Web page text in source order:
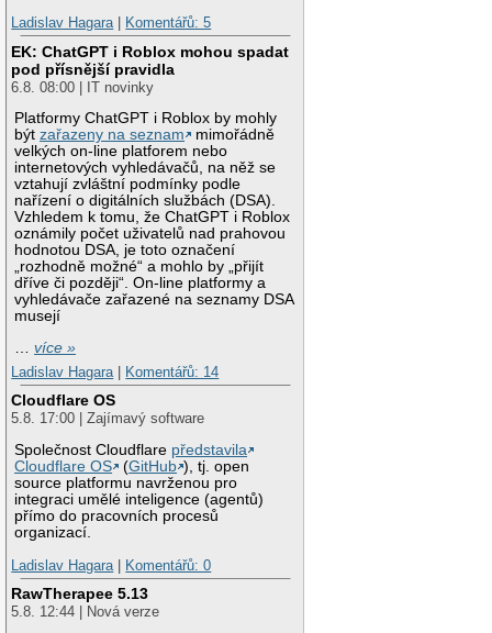
Ladislav Hagara| Komentářů: 5
EK: ChatGPT i Roblox mohou spadat
pod přísnější pravidla
6.8. 08:00 | IT novinky
Platformy ChatGPT i Roblox by mohly
býtzařazeny na seznam
mimořádně
velkých on-line platforem nebo
internetových vyhledávačů, na něž se
vztahují zvláštní podmínky podle
nařízení o digitálních službách (DSA).
Vzhledem k tomu, že ChatGPT i Roblox
oznámily počet uživatelů nad prahovou
hodnotou DSA, je toto označení
„rozhodně možné“ a mohlo by „přijít
dříve či později“. On-line platformy a
vyhledávače zařazené na seznamy DSA
musejí
…více »
Ladislav Hagara | Komentářů: 14
Cloudflare OS
5.8. 17:00 | Zajímavý software
Společnost Cloudflare představila
Cloudflare OS
(GitHub ), tj. open
source platformu navrženou pro
integraci umělé inteligence (agentů)
přímo do pracovních procesů
organizací.
Ladislav Hagara | Komentářů: 0
RawTherapee 5.13
5.8. 12:44 | Nová verze